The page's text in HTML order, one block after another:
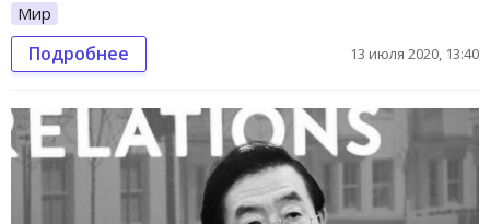
Мир
Подробнее 13 июля 2020, 13:40